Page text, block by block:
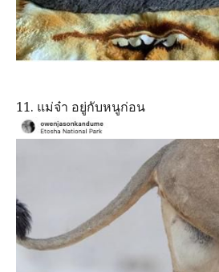
11. แม่จ๋า อยู่กับหนูก่อน